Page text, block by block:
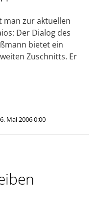
man zur aktuellen
Der Dialog des
bietet ein
Zuschnitts. Er
Mai 2006 0:00